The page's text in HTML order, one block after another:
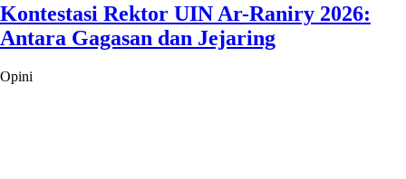
Kontestasi Rektor UIN Ar-Raniry 2026:
Antara Gagasan dan Jejaring
Opini